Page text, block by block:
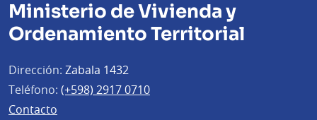
Ministerio de Vivienda y
Ordenamiento Territorial
Dirección: Zabala 1432
Teléfono: (+598) 2917 0710
Contacto